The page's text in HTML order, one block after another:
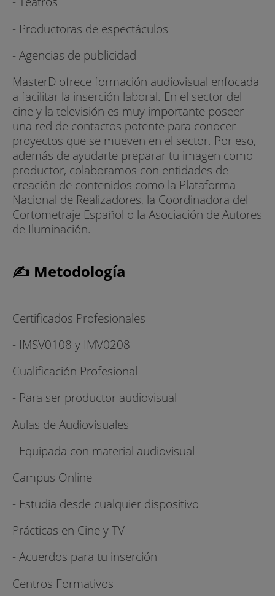
- Productoras de espectáculos
- Agencias de publicidad
MasterD ofrece formación audiovisual enfocada
a facilitar la inserción laboral. En el sector del
cine y la televisión es muy importante poseer
una red de contactos potente para conocer
proyectos que se mueven en el sector. Por eso,
además de ayudarte preparar tu imagen como
productor, colaboramos con entidades de
creación de contenidos como la Plataforma
Nacional de Realizadores, la Coordinadora del
Cortometraje Español o la Asociación de Autores
de Iluminación.
✍ Metodología
Certificados Profesionales
- IMSV0108 y IMV0208
Cualificación Profesional
- Para ser productor audiovisual
Aulas de Audiovisuales
- Equipada con material audiovisual
Campus Online
- Estudia desde cualquier dispositivo
Prácticas en Cine y TV
- Acuerdos para tu inserción
Centros Formativos